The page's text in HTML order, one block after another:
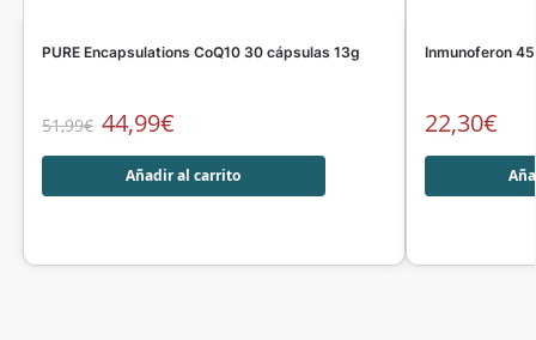
PURE Encapsulations CoQ10 30 cápsulas 13g
51,99€ 44,99€
Añadir al carrito
Inmunoferon
22,30€